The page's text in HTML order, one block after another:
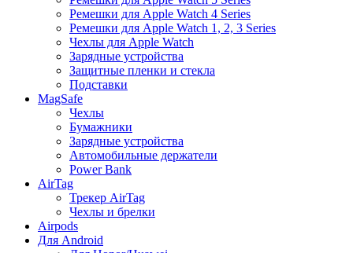
Ремешки для Apple Watch 4 Series
Ремешки для Apple Watch 1, 2, 3 Series
Чехлы для Apple Watch
Зарядные устройства
Защитные пленки и стекла
Подставки
MagSafe
Чехлы
Бумажники
Зарядные устройства
Автомобильные держатели
Power Bank
AirTag
Трекер AirTag
Чехлы и брелки
Airpods
Для Android